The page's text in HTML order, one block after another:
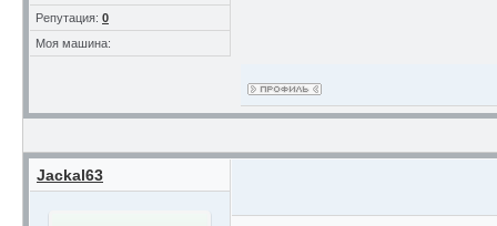
Репутация: 0
Моя машина:
Jackal63